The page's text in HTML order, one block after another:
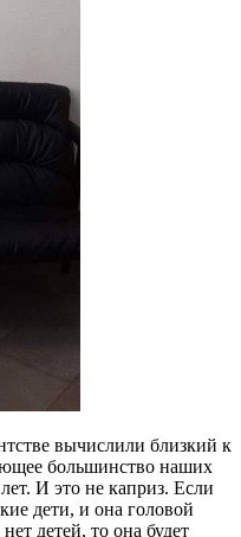
вычислили близкий к
большинство наших
И это не каприз. Если
дети, и она головой
детей, то она будет